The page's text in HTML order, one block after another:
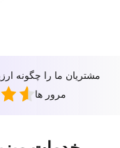
مشتریان ما را چگونه
مرور ها